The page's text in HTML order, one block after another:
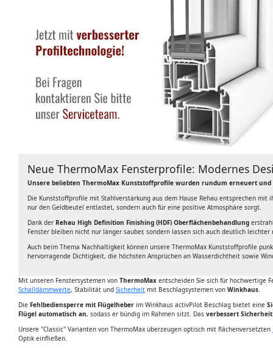
Neue ThermoMax Fensterprofile: Modernes
Unsere beliebten ThermoMax Kunststoffprofile wurden rundum erneuert
Die Kunststoffprofile mit Stahlverstärkung aus dem Hause Rehau entsprechen
nur den Geldbeutel entlastet, sondern auch für eine positive Atmosphäre sorgt.
Dank der Rehau High Definition Finishing (HDF) Oberflächenbehandlung
Fenster bleiben nicht nur länger sauber, sondern lassen sich auch deutlich leichter
Auch beim Thema Nachhaltigkeit können unsere ThermoMax Kunststoffprofile
hervorragende Dichtigkeit, die höchsten Ansprüchen an Wasserdichtheit sowie
Mit unseren Fenstersystemen von ThermoMax entscheiden Sie sich für hochwertige
Schalldämmwerte, Stabilität und Sicherheit mit Beschlagsystemen von Winkhaus
Die Fehlbediensperre mit Flügelheber im Winkhaus activPilot Beschlag bietet eine
Flügel automatisch an, sodass er bündig im Rahmen sitzt. Das verbessert
Unsere "Classic" Varianten von ThermoMax überzeugen optisch mit flächenversetzten
Optik einfließen.